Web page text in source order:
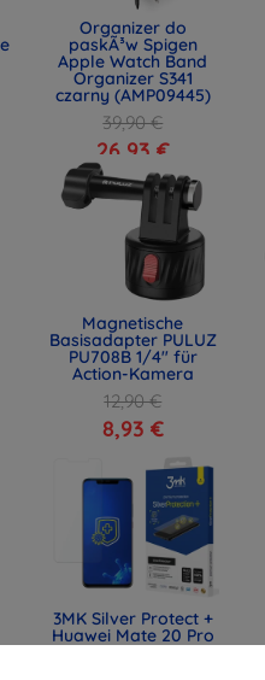
Organizer do
paskÃ³w Spigen
Apple Watch Band
Organizer S341
czarny (AMP09445)
39,90 €
26,93 €
Magnetische
Basisadapter PULUZ
PU708B 1/4" für
Action-Kamera
12,90 €
8,93 €
3MK Silver Protect +
Huawei Mate 20 Pro
nass montierte